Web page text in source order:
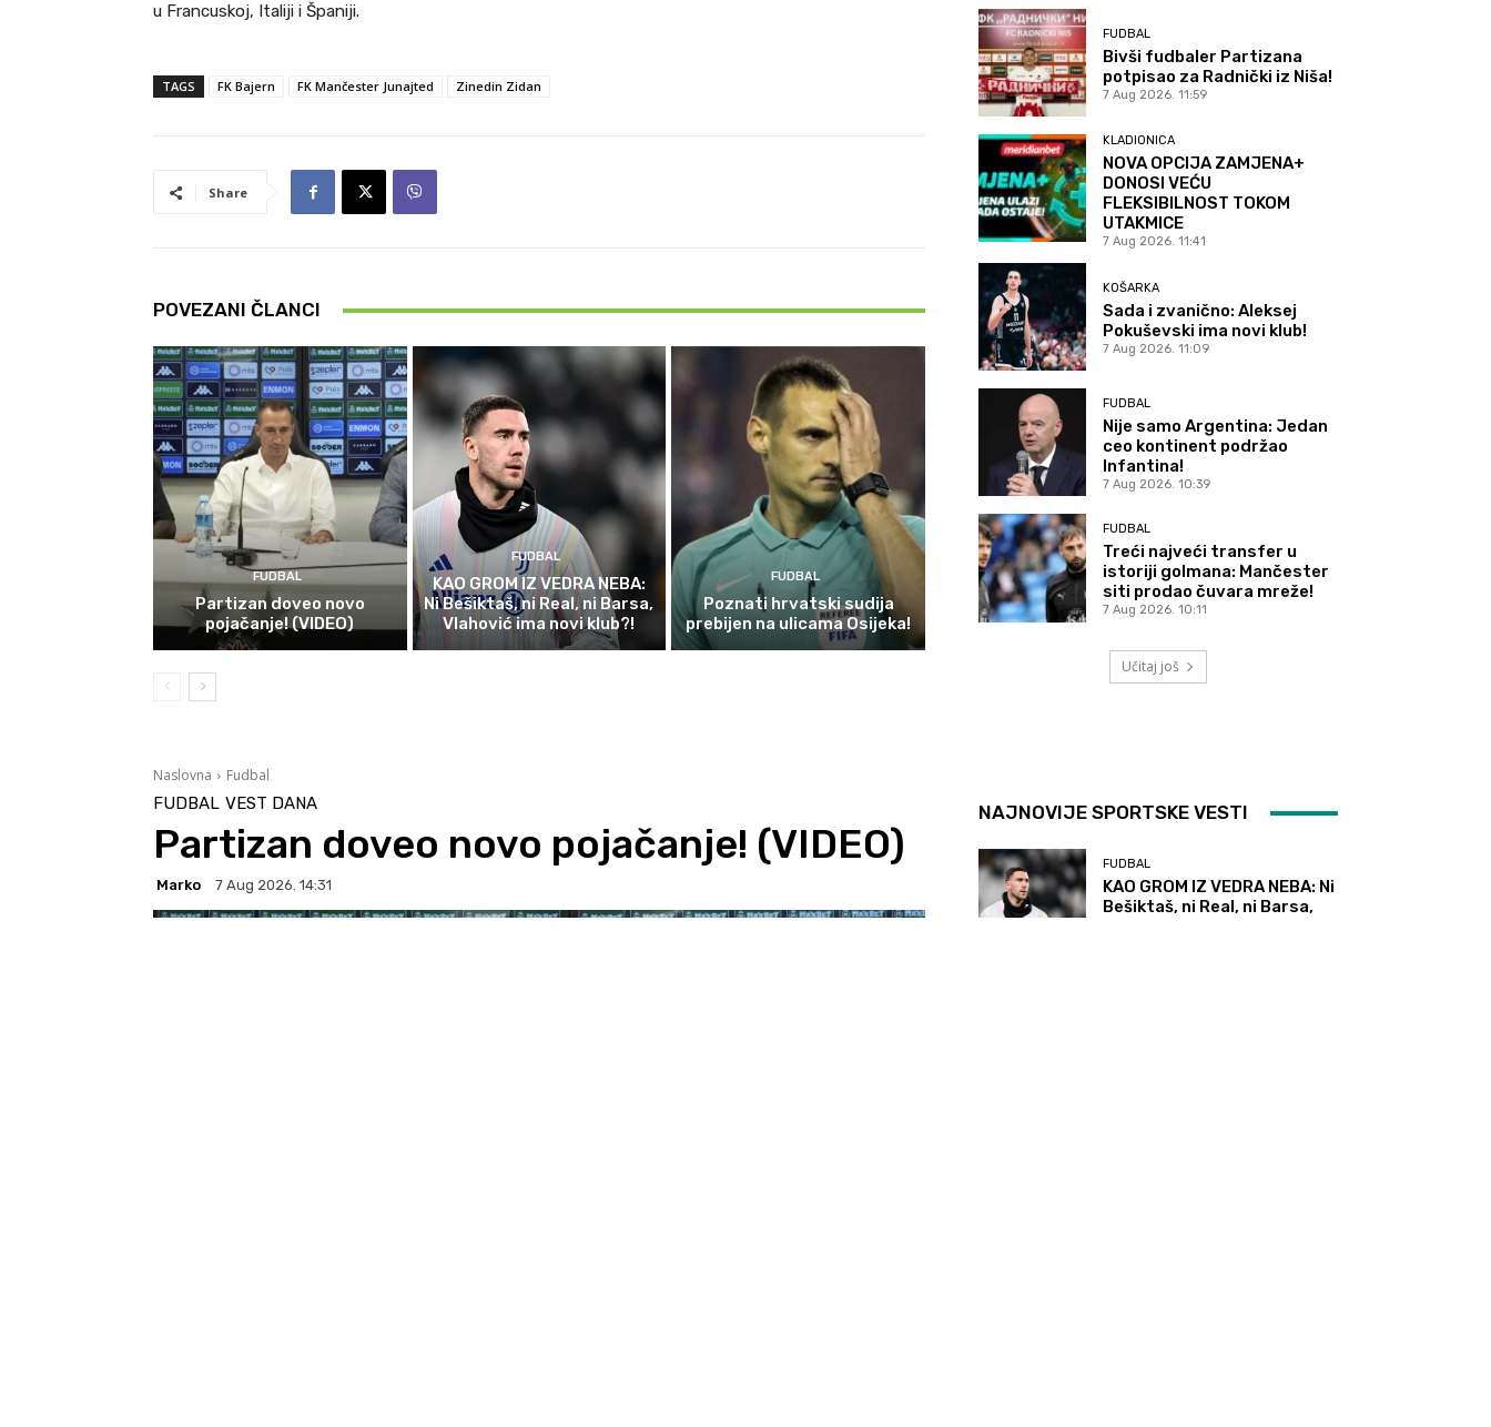
u Francuskoj, Italiji i Španiji.
TAGS FK Bajern FK Mančester Junajted Zinedin Zidan
Share
POVEZANI ČLANCI
FUDBAL
Partizan doveo novo
pojačanje! (VIDEO)
FUDBAL
KAO GROM IZ VEDRA NEBA:
Ni Bešiktaš, ni Real, ni Barsa,
Vlahović ima novi klub?!
FUDBAL
Poznati hrvatski sudija
prebijen na ulicama Osijeka!
FUDBAL
Bivši fudbaler Partizana
potpisao za Radnički iz Niša!
7 Aug 2026. 11:59
KLADIONICA
NOVA OPCIJA ZAMJENA+
DONOSI VEĆU
FLEKSIBILNOST TOKOM
UTAKMICE
7 Aug 2026. 11:41
KOŠARKA
Sada i zvanično: Aleksej
Pokuševski ima novi klub!
7 Aug 2026. 11:09
FUDBAL
Nije samo Argentina: Jedan
ceo kontinent podržao
Infantina!
7 Aug 2026. 10:39
FUDBAL
Treći najveći transfer u
istoriji golmana: Mančester
siti prodao čuvara mreže!
7 Aug 2026. 10:11
Učitaj još